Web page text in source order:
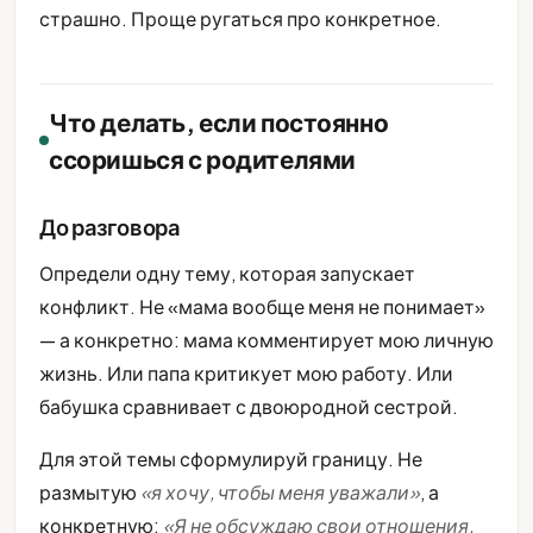
страшно. Проще ругаться про конкретное.
Что делать, если постоянно
ссоришься с родителями
До разговора
Определи одну тему, которая запускает
конфликт. Не «мама вообще меня не понимает»
— а конкретно: мама комментирует мою личную
жизнь. Или папа критикует мою работу. Или
бабушка сравнивает с двоюродной сестрой.
Для этой темы сформулируй границу. Не
размытую «я хочу, чтобы меня уважали», а
конкретную: «Я не обсуждаю свои отношения.